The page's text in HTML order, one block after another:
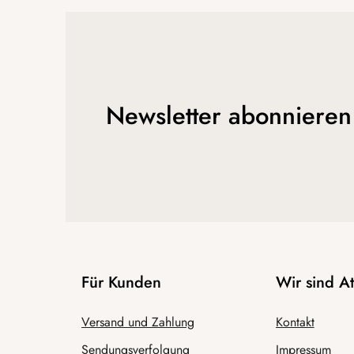
Newsletter abonnieren
Für Kunden
Versand und Zahlung
Sendungsverfolgung
Wir sind
Kontakt
Impressum